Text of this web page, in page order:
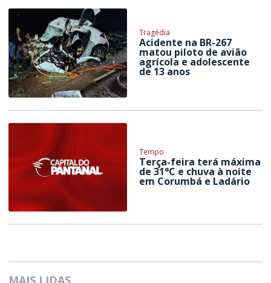
Tragédia
Acidente na BR-267
matou piloto de avião
agrícola e adolescente
de 13 anos
Tempo
Terça-feira terá máxima
de 31°C e chuva à noite
em Corumbá e Ladário